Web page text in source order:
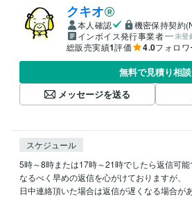
クキオ
本人確認
機密保持契約
インボイス発行事業者
未登
総販売実績1評価 4.0フォロワ
無料で見積り相談
メッセージを送る
スケジュール
5時～8時または17時～21時でしたら返信可能
なるべく早めの返信を心がけておりますが、
日中連絡頂いた場合は返信が遅くなる場合が